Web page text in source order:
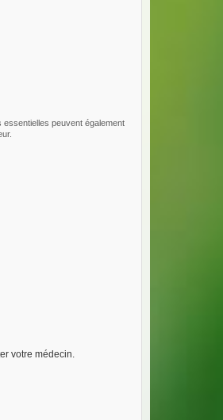
essentielles peuvent également
votre médecin.